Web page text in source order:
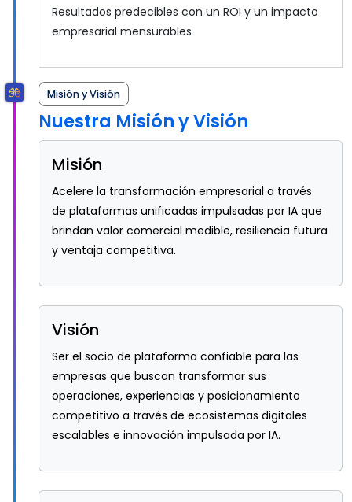
Resultados predecibles con un ROI y un impacto
empresarial mensurables
Misión y Visión
Nuestra Misión y Visión
Misión
Acelere la transformación empresarial a través
de plataformas unificadas impulsadas por IA que
brindan valor comercial medible, resiliencia futura
y ventaja competitiva.
Visión
Ser el socio de plataforma confiable para las
empresas que buscan transformar sus
operaciones, experiencias y posicionamiento
competitivo a través de ecosistemas digitales
escalables e innovación impulsada por IA.